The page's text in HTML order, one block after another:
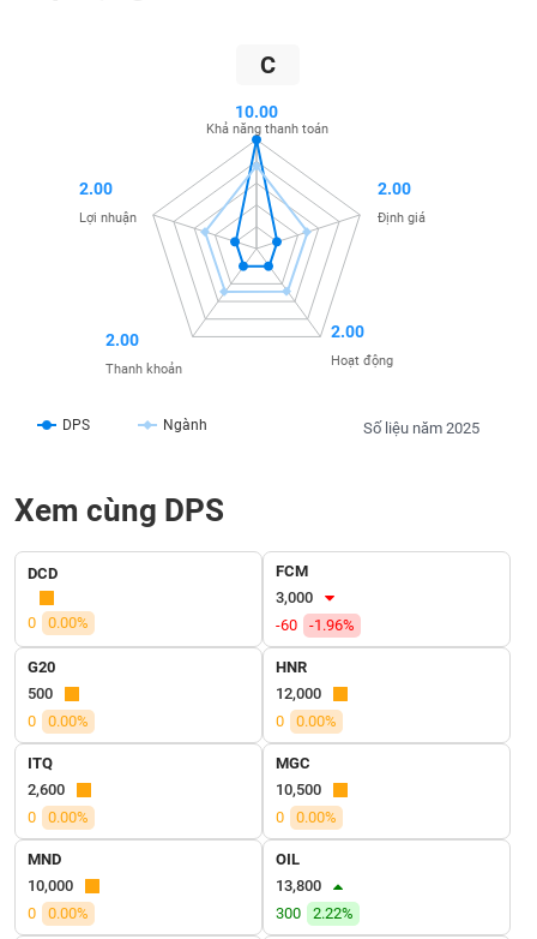
C
Số liệu năm 2025
DPS Ngành
10.00
Khả năng thanh toán
2.00
Định giá
2.00
Hoạt động
2.00
Thanh khoản
2.00
Lợi nhuận
Xem cùng DPS
DCD
0 0.00%
FCM
3,000
-60
-1.96%
G20
500
0
0.00%
HNR
12,000
0
0.00%
ITQ
2,600
0
0.00%
MGC
10,500
0
0.00%
MND
10,000
0
0.00%
OIL
13,800
300
2.22%
CHĂM
KHỎE
TÀI
CHÍNH
CÔNG
NGHỆ
THÔNG
TIN